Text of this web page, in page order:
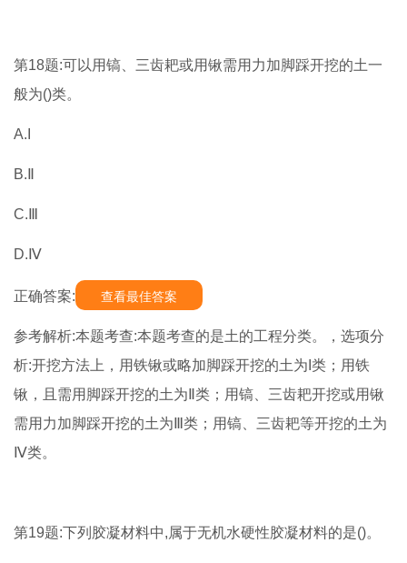
第18题:可以用镐、三齿耙或用锹需用力加脚踩开挖的土一
般为()类。
A.I
B.Ⅱ
C.Ⅲ
D.Ⅳ
正确答案: 查看最佳答案
参考解析:本题考查:本题考查的是土的工程分类。，选项分
析:开挖方法上，用铁锹或略加脚踩开挖的土为I类；用铁
锹，且需用脚踩开挖的土为Ⅱ类；用镐、三齿耙开挖或用锹
需用力加脚踩开挖的土为Ⅲ类；用镐、三齿耙等开挖的土为
Ⅳ类。
第19题:下列胶凝材料中,属于无机水硬性胶凝材料的是()。